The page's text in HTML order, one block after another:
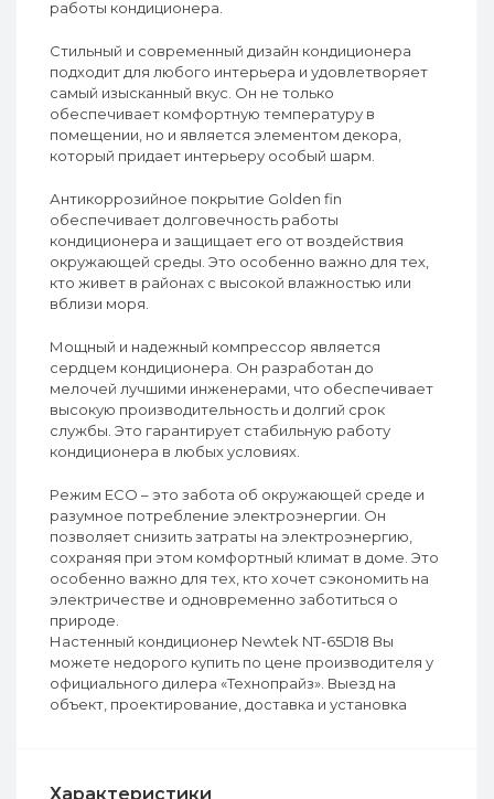
работы кондиционера.
Стильный и современный дизайн кондиционера
подходит для любого интерьера и удовлетворяет
самый изысканный вкус. Он не только
обеспечивает комфортную температуру в
помещении, но и является элементом декора,
который придает интерьеру особый шарм.
Антикоррозийное покрытие Golden fin
обеспечивает долговечность работы
кондиционера и защищает его от воздействия
окружающей среды. Это особенно важно для тех,
кто живет в районах с высокой влажностью или
вблизи моря.
Мощный и надежный компрессор является
сердцем кондиционера. Он разработан до
мелочей лучшими инженерами, что обеспечивает
высокую производительность и долгий срок
службы. Это гарантирует стабильную работу
кондиционера в любых условиях.
Режим ЕСО – это забота об окружающей среде и
разумное потребление электроэнергии. Он
позволяет снизить затраты на электроэнергию,
сохраняя при этом комфортный климат в доме. Это
особенно важно для тех, кто хочет сэкономить на
электричестве и одновременно заботиться о
природе.
Настенный кондиционер Newtek NT-65D18 Вы
можете недорого купить по цене производителя у
официального дилера «Технопрайз». Выезд на
объект, проектирование, доставка и установка
Характеристики